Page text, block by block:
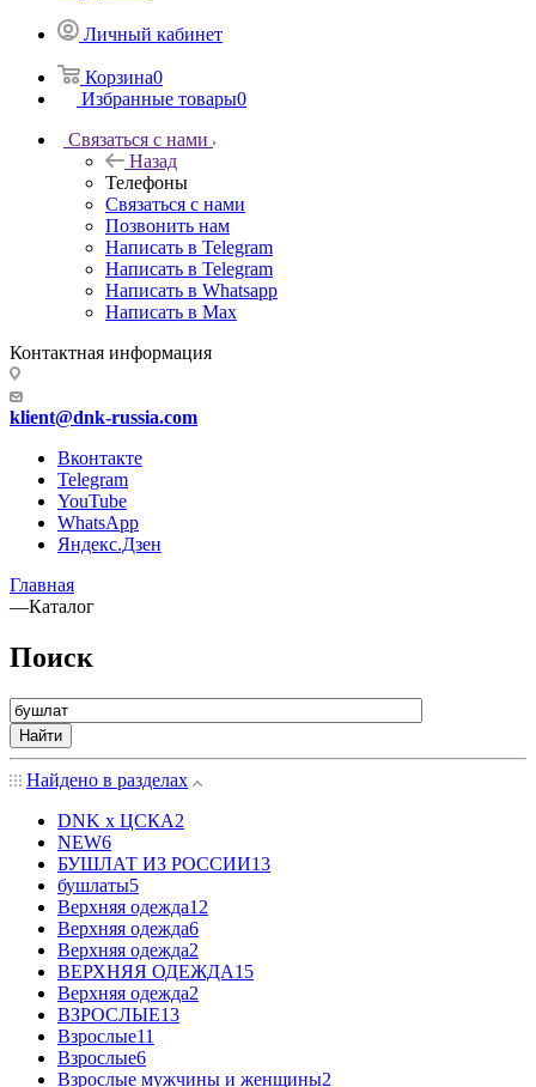
Личный кабинет
Корзина0
Избранные товары0
Связаться с нами
Назад
Телефоны
Связаться с нами
Позвонить нам
Написать в Telegram
Написать в Telegram
Написать в Whatsapp
Написать в Max
Контактная информация
klient@dnk-russia.com
Вконтакте
Telegram
YouTube
WhatsApp
Яндекс.Дзен
Главная
—Каталог
Поиск
Найти
Найдено в разделах
DNK x ЦСКА2
NEW6
БУШЛАТ ИЗ РОССИИ13
бушлаты5
Верхняя одежда12
Верхняя одежда6
Верхняя одежда2
ВЕРХНЯЯ ОДЕЖДА15
Верхняя одежда2
ВЗРОСЛЫЕ13
Взрослые11
Взрослые6
Взрослые мужчины и женщины2